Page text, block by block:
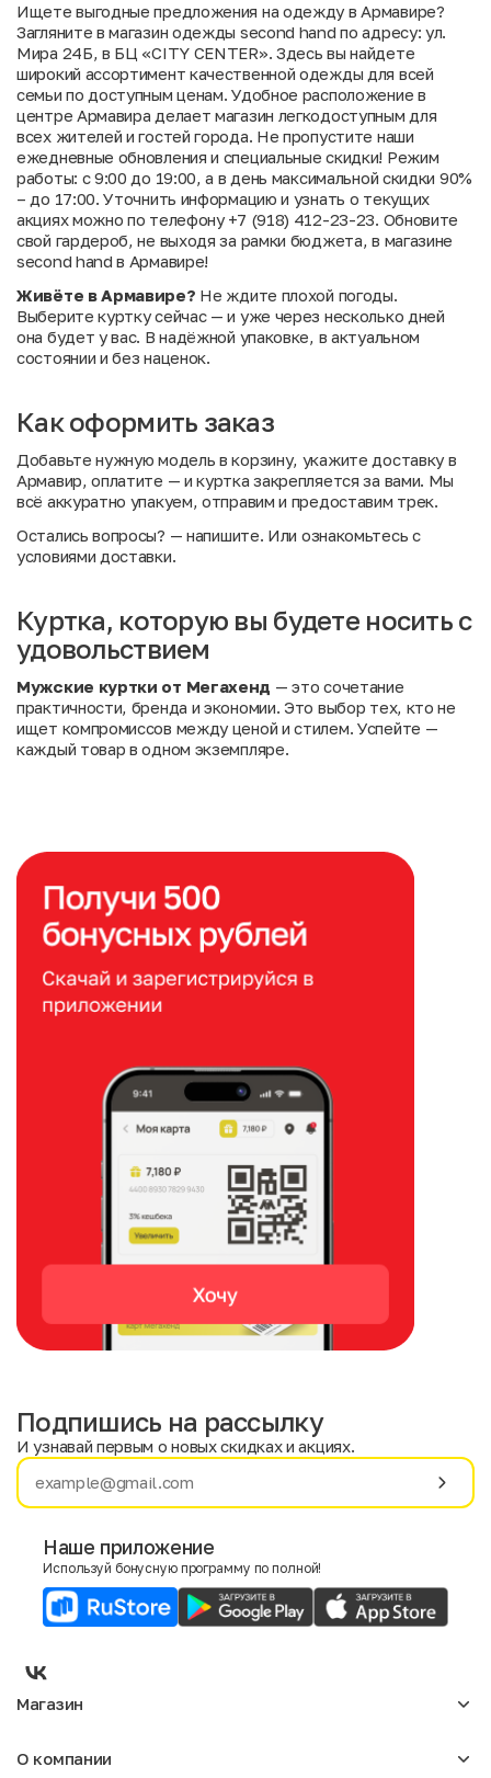
Ищете выгодные предложения на одежду в Армавире?
Загляните в магазин одежды second hand по адресу: ул.
Мира 24Б, в БЦ «CITY CENTER». Здесь вы найдете
широкий ассортимент качественной одежды для всей
семьи по доступным ценам. Удобное расположение в
центре Армавира делает магазин легкодоступным для
всех жителей и гостей города. Не пропустите наши
ежедневные обновления и специальные скидки! Режим
работы: с 9:00 до 19:00, а в день максимальной скидки 90%
– до 17:00. Уточнить информацию и узнать о текущих
акциях можно по телефону +7 (918) 412-23-23. Обновите
свой гардероб, не выходя за рамки бюджета, в магазине
second hand в Армавире!
Живёте в Армавире? Не ждите плохой погоды.
Выберите куртку сейчас — и уже через несколько дней
она будет у вас. В надёжной упаковке, в актуальном
состоянии и без наценок.
Как оформить заказ
Добавьте нужную модель в корзину, укажите доставку в
Армавир, оплатите — и куртка закрепляется за вами. Мы
всё аккуратно упакуем, отправим и предоставим трек.
Остались вопросы? — напишите. Или ознакомьтесь с
условиями доставки.
Куртка, которую вы будете носить с
удовольствием
Мужские куртки от Мегахенд — это сочетание
практичности, бренда и экономии. Это выбор тех, кто не
ищет компромиссов между ценой и стилем. Успейте —
каждый товар в одном экземпляре.
Имя
E-mail
Мужской
Подпишись на рассылку
И узнавай первым о новых скидках и акциях.
Наше приложение
Используй бонусную программу по полной!
Магазин
Мужское
О компании